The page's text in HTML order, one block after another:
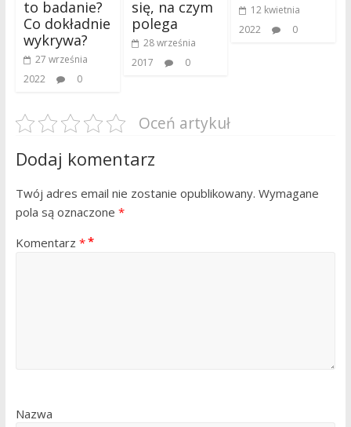
to badanie?
Co dokładnie
wykrywa?
27 września
2022
0
się, na czym
polega
28 września
2017
0
12 kwietnia
2022
0
Oceń artykuł
Dodaj komentarz
Twój adres email nie zostanie opublikowany. Wymagane
pola są oznaczone *
Komentarz *
Nazwa